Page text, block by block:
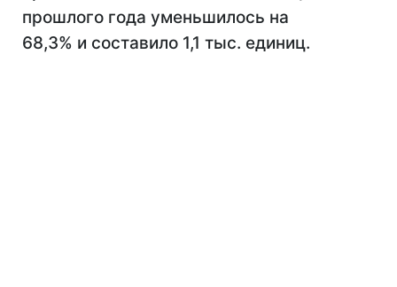
прошлого года уменьшилось на
68,3% и составило 1,1 тыс. единиц.